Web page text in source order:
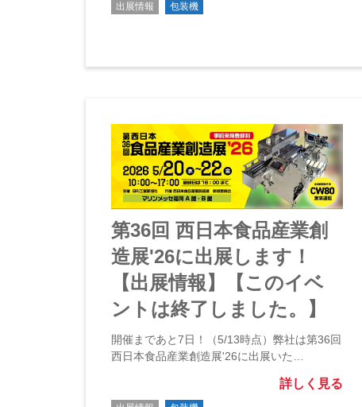
出展情報 包装機
第36回 西日本食品産業創
造展'26に出展します！
【出展情報】【このイベ
ントは終了しました。】
開催まであと7日！（5/13時点）弊社は第36回
西日本食品産業創造展'26に出展いた…
詳しく見る